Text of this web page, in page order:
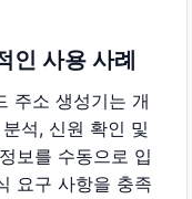
인 사용 사례
주소 생성기는 개
석, 신원 확인 및
보를 수동으로 입
요구 사항을 충족